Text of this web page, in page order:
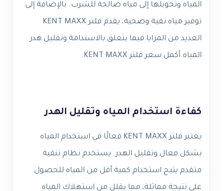
المياه وتحويلها إلى مياه صالحة للشرب. بالإضافة إلى
توفير مياه نقية وصحية، يقدم فلتر KENT MAXX
العديد من المزايا فيما يتعلق بالاستدامة وتقليل هدر
المياه.أكمل سعر فلتر KENT MAXX .
كفاءة استخدام المياه وتقليل الهدر
يعتبر فلتر KENT MAXX فعالًا في استخدام المياه
بشكل فعال وتقليل الهدر. يستخدم نظام تنقية
متقدم يتيح استخدام كمية أقل من المياه للحصول
على نتيجة مماثلة، مما يقلل من استهلاك المياه